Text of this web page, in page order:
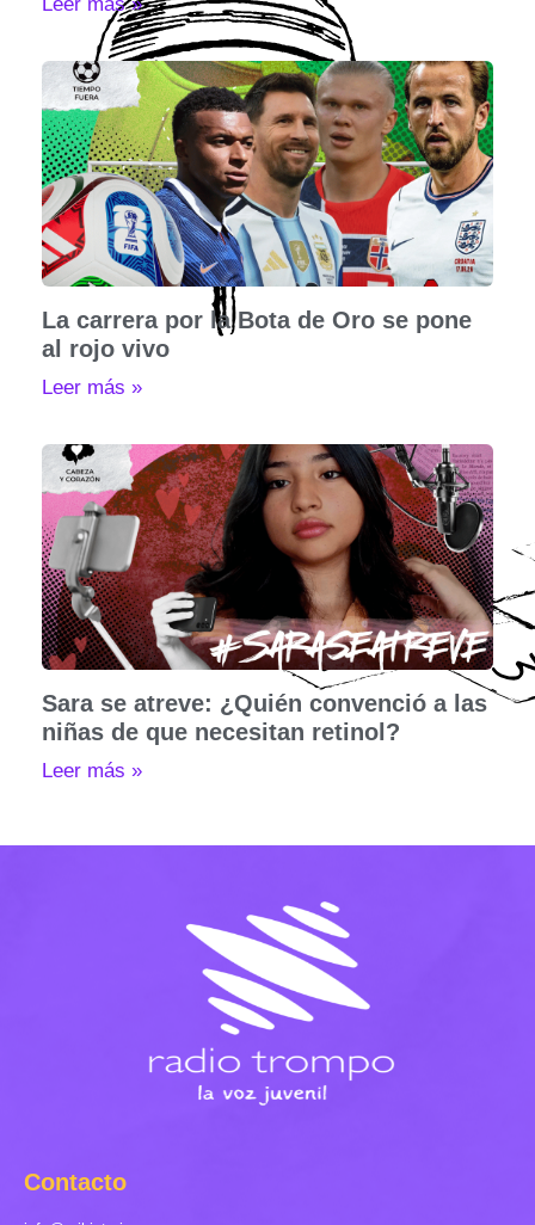
Leer más »
La carrera por la Bota de Oro se pone
al rojo vivo
Leer más »
Sara se atreve: ¿Quién convenció a las
niñas de que necesitan retinol?
Leer más »
Contacto